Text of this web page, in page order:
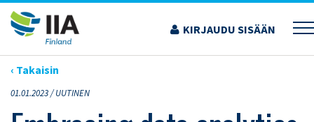
Siirry
sisältöön
KIRJAUDU SISÄÄN
›ARTIKKELIT›EMBRACING DATA ANALYTICS
‹ Takaisin
01.01.2023 /UUTINEN